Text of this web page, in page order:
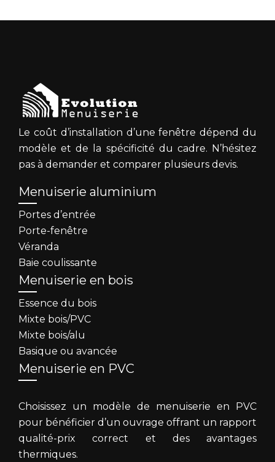
Le coût d’installation d’une fenêtre dépend du
modèle et de la spécificité du cadre. N’hésitez
pas à demander et comparer plusieurs devis.
Menuiserie aluminium
Portes d’entrée
Porte-fenêtre
Véranda
Baie coulissante
Menuiserie en bois
Essence du bois
Mixte bois/PVC
Mixte bois/alu
Basique ou avancée
Menuiserie en PVC
Choisissez un modèle de menuiserie en PVC
pour bénéficier d’un ouvrage offrant un rapport
qualité-prix correct et des avantages
thermiques.